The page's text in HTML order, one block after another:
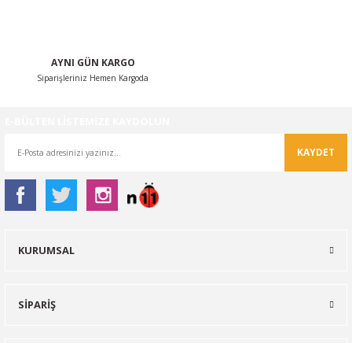
AYNI GÜN KARGO
Siparişleriniz Hemen Kargoda
KAYDET
KURUMSAL
SİPARİŞ